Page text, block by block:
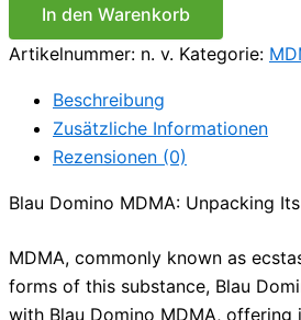
In den Warenkorb
Artikelnummer: n. v. Kategorie:
Beschreibung
Zusätzliche Informationen
Rezensionen (0)
Blau Domino MDMA: Unpacking
MDMA, commonly known as
forms of this substance, Blau
with Blau Domino MDMA,